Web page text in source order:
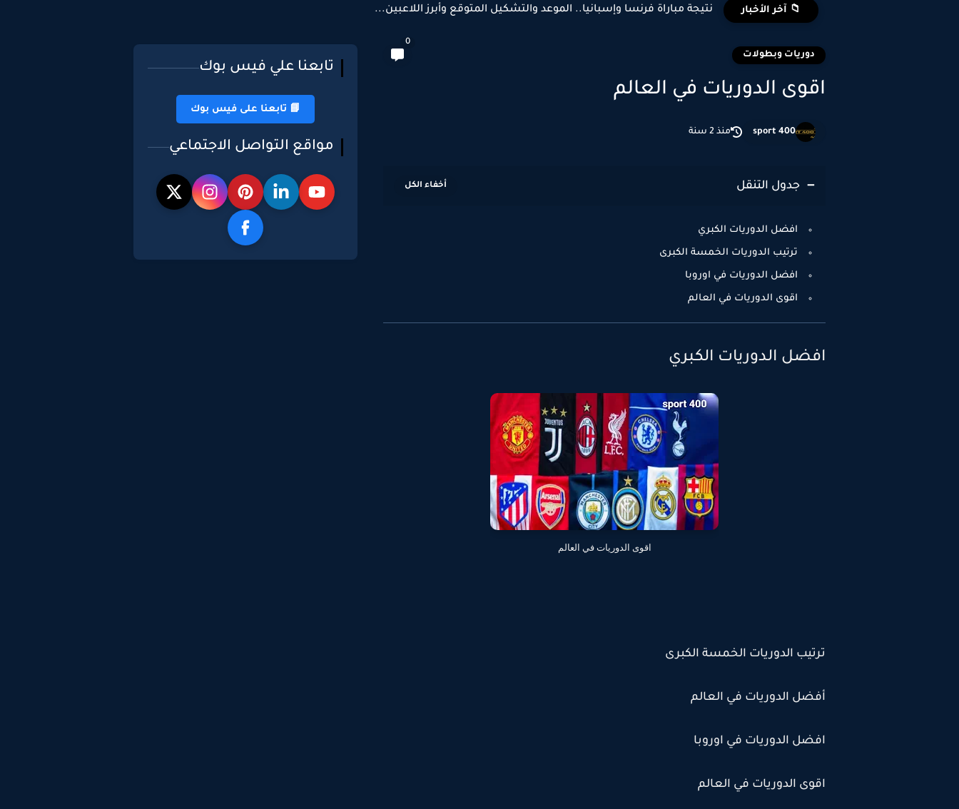
📁 آخر الأخبار نتيجة مباراة فرنسا وإسبانيا.. الموعد والتشكيل المتوقع وأبرز اللاعبين...
دوريات وبطولات
0
اقوى الدوريات في العالم
sport 400 منذ 2 سنة
جدول التنقل
افضل الدوريات الكبري
ترتيب الدوريات الخمسة الكبرى
افضل الدوريات في اوروبا
اقوى الدوريات في العالم
افضل الدوريات الكبري
اقوى الدوريات في العالم
ترتيب الدوريات الخمسة الكبرى
أفضل الدوريات في العالم
افضل الدوريات في اوروبا
اقوى الدوريات في العالم
تابعنا علي فيس بوك
📘 تابعنا على فيس بوك
مواقع التواصل الاجتماعي